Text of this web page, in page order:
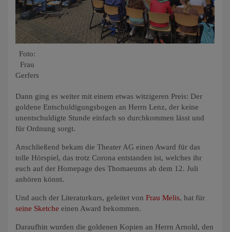
Foto:
Frau
Gerfers
Dann ging es weiter mit einem etwas witzigeren Preis: Der
goldene Entschuldigungsbogen an Herrn Lenz, der keine
unentschuldigte Stunde einfach so durchkommen lässt und
für Ordnung sorgt.
Anschließend bekam die Theater AG einen Award für das
tolle Hörspiel, das trotz Corona entstanden ist, welches ihr
euch auf der Homepage des Thomaeums ab dem 12. Juli
anhören könnt.
Und auch der Literaturkurs, geleitet von Frau Melis, hat für
seine Sketche einen Award bekommen.
Daraufhin wurden die goldenen Kopien an Herrn Arnold, den